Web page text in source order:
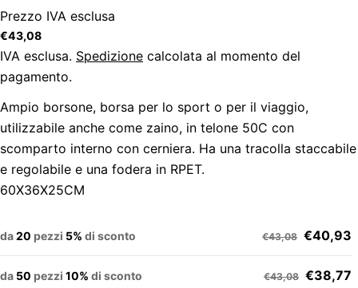
Prezzo IVA esclusa
Prezzo
regolare
€43,08
IVA esclusa. Spedizione calcolata al momento del
pagamento.
Ampio borsone, borsa per lo sport o per il viaggio,
utilizzabile anche come zaino, in telone 50C con
scomparto interno con cerniera. Ha una tracolla staccabile
e regolabile e una fodera in RPET.
60X36X25CM
da20 pezzi 5% di sconto €43,08 €40,93
da 50 pezzi 10% di sconto €43,08 €38,77